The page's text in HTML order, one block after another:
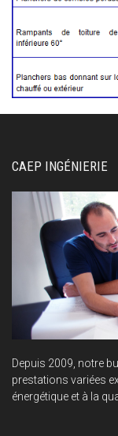
CAEP INGÉNIERIE
Depuis 2009, notre
prestations variées
énergétique et à la